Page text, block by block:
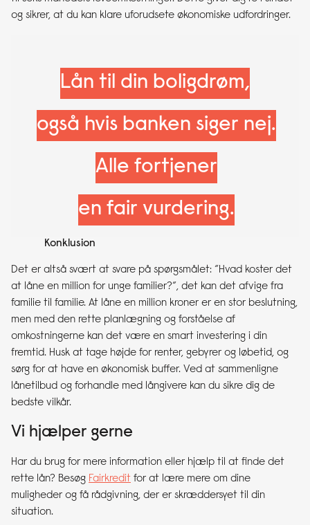
og sikrer, at du kan klare uforudsete økonomiske udfordringer.
Lån til din boligdrøm,
også hvis banken siger nej.
Alle fortjener
en fair vurdering.
Konklusion
Det er altså svært at svare på spørgsmålet: “Hvad koster det
at låne en million for unge familier?”, det kan det afvige fra
familie til familie. At låne en million kroner er en stor beslutning,
men med den rette planlægning og forståelse af
omkostningerne kan det være en smart investering i din
fremtid. Husk at tage højde for renter, gebyrer og løbetid, og
sørg for at have en økonomisk buffer. Ved at sammenligne
lånetilbud og forhandle med långivere kan du sikre dig de
bedste vilkår.
Vi hjælper gerne
Har du brug for mere information eller hjælp til at finde det
rette lån? Besøg Fairkredit for at lære mere om dine
muligheder og få rådgivning, der er skræddersyet til din
situation.